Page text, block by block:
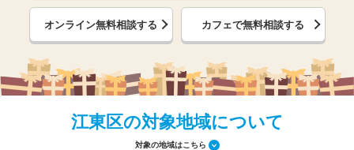
オンライン無料相談する カフェで無料相談する
江東区の対象地域について
対象の地域はこちら